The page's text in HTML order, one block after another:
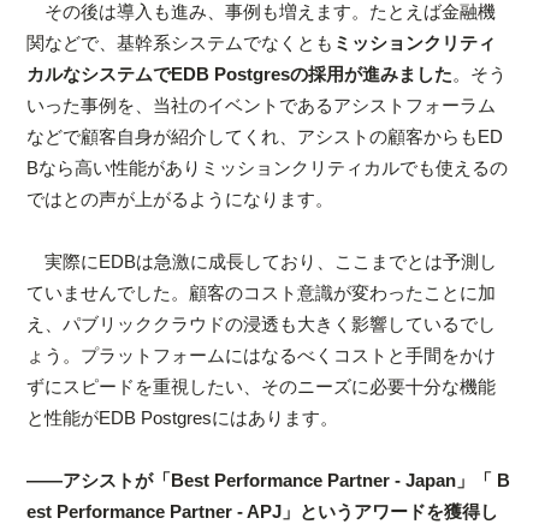
その後は導入も進み、事例も増えます。たとえば金融機
関などで、基幹系システムでなくとも ミッションクリティ
カルなシステムでEDB Postgresの採用が進みました。そう
いった事例を、当社のイベントであるアシストフォーラム
などで顧客自身が紹介してくれ、アシストの顧客からもED
Bなら高い性能がありミッションクリティカルでも使えるの
ではとの声が上がるようになります。
実際にEDBは急激に成長しており、ここまでとは予測し
ていませんでした。顧客のコスト意識が変わったことに加
え、パブリッククラウドの浸透も大きく影響しているでし
ょう。プラットフォームにはなるべくコストと手間をかけ
ずにスピードを重視したい、そのニーズに必要十分な機能
と性能がEDB Postgresにはあります。
――アシストが「Best Performance Partner - Japan」「 B
est Performance Partner - APJ」というアワードを獲得し